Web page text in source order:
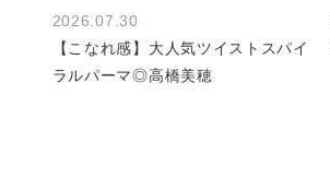
2026.07.30
【こなれ感】大人気ツイストスパイ
ラルパーマ◎高橋美穂